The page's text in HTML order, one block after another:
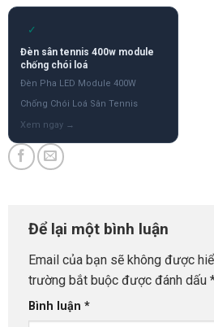
✓
Đèn sân tennis 400w module
chống chói loá
Đèn Pha LED Module 400W
Chống Chói Loá Sân Tennis
Để lại một bình luận
Email của bạn sẽ không được
trường bắt buộc được đánh dấu
Bình luận *